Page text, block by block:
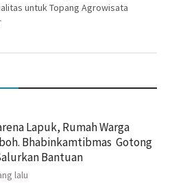
untuk Topang Agrowisata
Lapuk, Rumah Warga
Bhabinkamtibmas Gotong
Bantuan
lalu